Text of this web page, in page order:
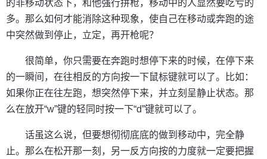
的非移动状态下，和他强行拼枪，移动中的人显然要吃亏的
多。那么如何才能消除这种现象，使自己在移动或奔跑的途
中突然做到停止，立定，再开枪呢？
很简单，你只需要在奔跑时想停下来的时候，在停下来
的一瞬间，在往相反的方向按一下鼠标键就可以了。比如：
如果你正在往左跑，想突然停下来，并立刻呈静止状态。那
么在放开“w”键的轻同时按一下“d”键就可以了。
话虽这么说，但要想彻彻底底的做到移动中，完全静
止。那么在松开那一刻，另一反方向按的力度就一定要把握